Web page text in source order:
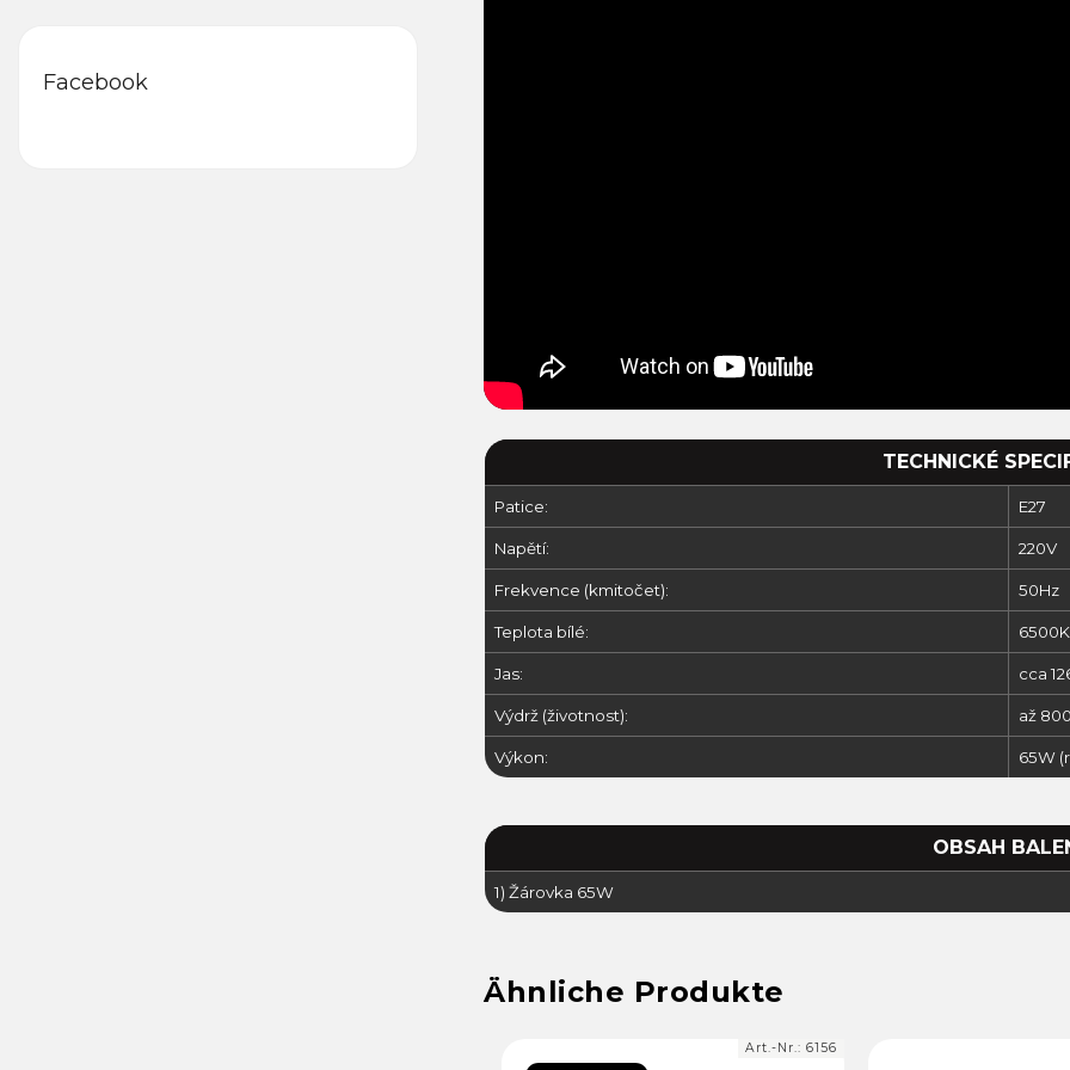
Facebook
TECHNICKÉ
Patice: E27
Napětí: 220V
Frekvence (kmitočet): 50Hz
Teplota bílé: 6500K
Jas: cca
Výdrž (životnost): až
Výkon: 65W
OBSAH
1) Žárovka 65W
Art.-Nr.: 6156